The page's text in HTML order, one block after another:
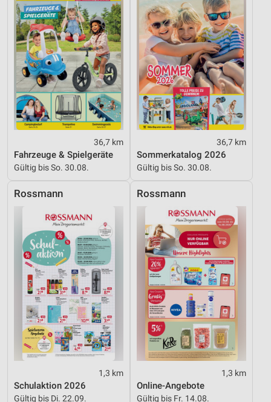
36,7 km
Fahrzeuge & Spielgeräte
Gültig bis So. 30.08.
36,7 km
Sommerkatalog 2026
Gültig bis So. 30.08.
Rossmann
1,3 km
Schulaktion 2026
Gültig bis Di. 22.09.
Rossmann
1,3 km
Online-Angebote
Gültig bis Fr. 14.08.
Werbung